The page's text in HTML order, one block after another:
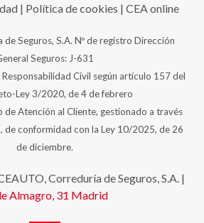
| Política de cookies | CEA online
de Seguros, S.A. Nº de registro Dirección
Seguros: J-631
Civil según artículo 157 del
Ley 3/2020, de 4 de febrero
de Atención al Cliente, gestionado a través
de conformidad con la Ley 10/2025, de 26
de diciembre.
Correduría de Seguros, S.A. |
Almagro, 31 Madrid